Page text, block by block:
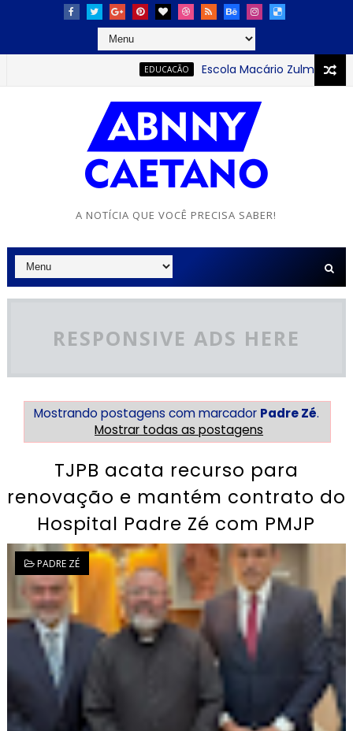
EDUCACÃO Escola Macário Zulmiro se
A NOTÍCIA QUE VOCÊ PRECISA SABER!
RESPONSIVE ADS HERE
Mostrando postagens com marcador Padre Zé.
Mostrar todas as postagens
TJPB acata recurso para
renovação e mantém contrato do
Hospital Padre Zé com PMJP
PADRE ZÉ